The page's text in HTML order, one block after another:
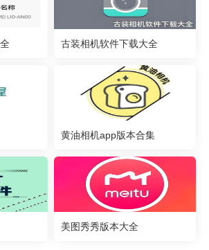
古装相机软件下载大全
黄油相机app版本合集
美图秀秀版本大全